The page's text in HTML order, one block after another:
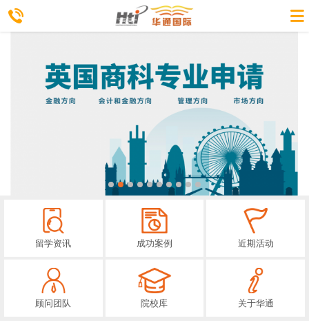
留学资讯 成功案例 近期活动
顾问团队 院校库 关于华通